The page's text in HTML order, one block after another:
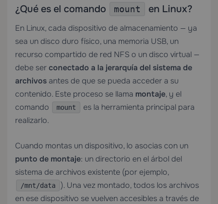
¿Qué es el comando mount en Linux?
En Linux, cada dispositivo de almacenamiento — ya
sea un disco duro físico, una memoria USB, un
recurso compartido de red NFS o un disco virtual —
debe serconectado a la jerarquía del sistema de
archivos antes de que se pueda acceder a su
contenido. Este proceso se llama montaje, y el
comando
mount
es la herramienta principal para
realizarlo.
Cuando montas un dispositivo, lo asocias con un
punto de montaje: un directorio en el árbol del
sistema de archivos existente (por ejemplo,
/mnt/data
). Una vez montado, todos los archivos
en ese dispositivo se vuelven accesibles a través de